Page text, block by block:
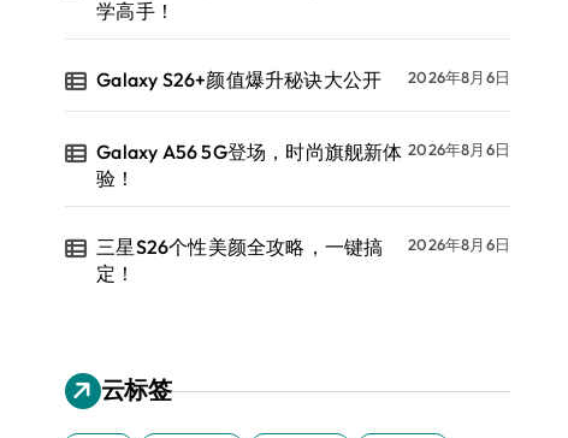
学高手！
Galaxy S26+颜值爆升秘诀大公开 2026年8月6日
Galaxy A56 5G登场，时尚旗舰新体
验！
2026年8月6日
三星S26个性美颜全攻略，一键搞
定！
2026年8月6日
云标签